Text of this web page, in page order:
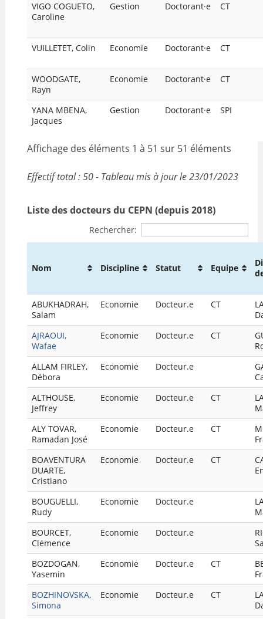
VIGO COGUETO,
Caroline
Gestion Doctorant·e CT
VUILLETET, Colin Economie Doctorant·e CT
WOODGATE,
Rayn
Economie Doctorant·e CT
YANA MBENA,
Jacques
Gestion Doctorant·e SPI
Affichage des éléments 1 à 51 sur 51 éléments
Effectif total : 50 - Tableau mis à jour le 23/01/2023
Liste des docteurs du CEPN (depuis 2018)
Rechercher:
Nom Discipline Statut Equipe
ABUKHADRAH,
Salam
Economie Docteur.e CT
AJRAOUI,
Wafae
Economie Docteur.e CT
ALLAM FIRLEY,
Débora
Economie Docteur.e
ALTHOUSE,
Jeffrey
Economie Docteur.e CT
ALY TOVAR,
Ramadan José
Economie Docteur.e CT
BOAVENTURA
DUARTE,
Cristiano
Economie Docteur.e CT
BOUGUELLI,
Rudy
Economie Docteur.e
BOURCET,
Clémence
Economie Docteur.e
BOZDOGAN,
Yasemin
Economie Docteur.e CT
BOZHINOVSKA,
Simona
Economie Docteur.e CT